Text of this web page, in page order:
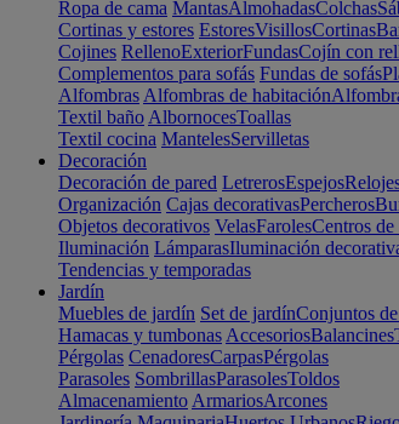
Ropa de cama MantasAlmohadasColchas
Cortinas y estores EstoresVisillosCortinas
Cojines RellenoExteriorFundasCojín con
Complementos para sofás Fundas de sofás
Alfombras Alfombras de habitación
Textil baño AlbornocesToallas
Textil cocina MantelesServilletas
Decoración
Decoración de pared LetrerosEspejos
Organización Cajas decorativasPercheros
Objetos decorativos VelasFarolesCentros de
Iluminación LámparasIluminación
Tendencias y temporadas
Jardín
Muebles de jardín Set de jardínConjuntos
Hamacas y tumbonas AccesoriosBalancines
Pérgolas CenadoresCarpasPérgolas
Parasoles SombrillasParasolesToldos
Almacenamiento ArmariosArcones